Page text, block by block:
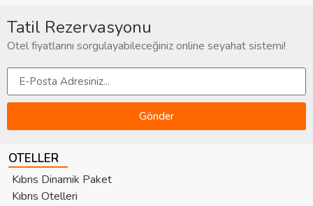
Tatil Rezervasyonu
Otel fiyatlarını sorgulayabileceğiniz online seyahat sistemi!
Gönder
OTELLER
Kıbrıs Dinamik Paket
Kıbrıs Otelleri